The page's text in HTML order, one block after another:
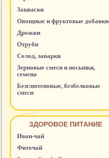
Закваски
Овощные и фруктовые добавки
Дрожжи
Отруби
Солод, заварки
Зерновые смеси и посыпки,
семена
Безглютеновые, безбелковые
смеси
ЗДОРОВОЕ ПИТАНИЕ
Иван-чай
Фиточай